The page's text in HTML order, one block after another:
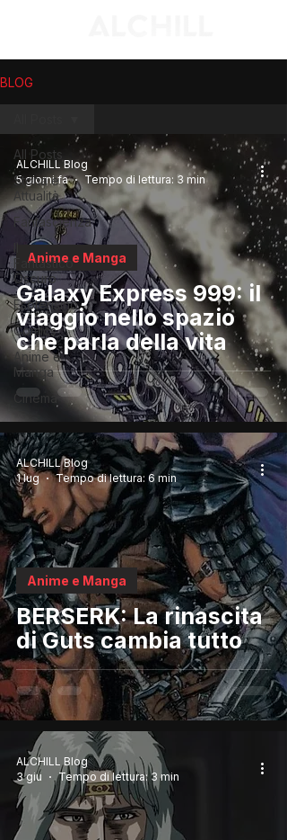
BLOG
All Posts
Storia e
Attualità
Fantascienza
Fantastico
Oscuro
Esoterismo
Comics
Anime e
Manga
Cinema
Galaxy Express 999: il
viaggio nello spazio
che parla della vita
Anime e Manga
ALCHILL Blog
5 giorni fa
Tempo di lettura: 3 min
BERSERK: La rinascita
di Guts cambia tutto
Anime e Manga
ALCHILL Blog
1 lug
Tempo di lettura: 6 min
ALCHILL Blog
3 giu
Tempo di lettura: 3 min